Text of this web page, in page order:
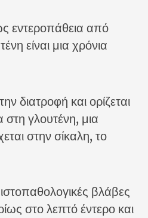
εντεροπάθεια από
είναι μια χρόνια
διατροφή και ορίζεται
γλουτένη, μια
στην σίκαλη, το
βλάβες
στο λεπτό έντερο και